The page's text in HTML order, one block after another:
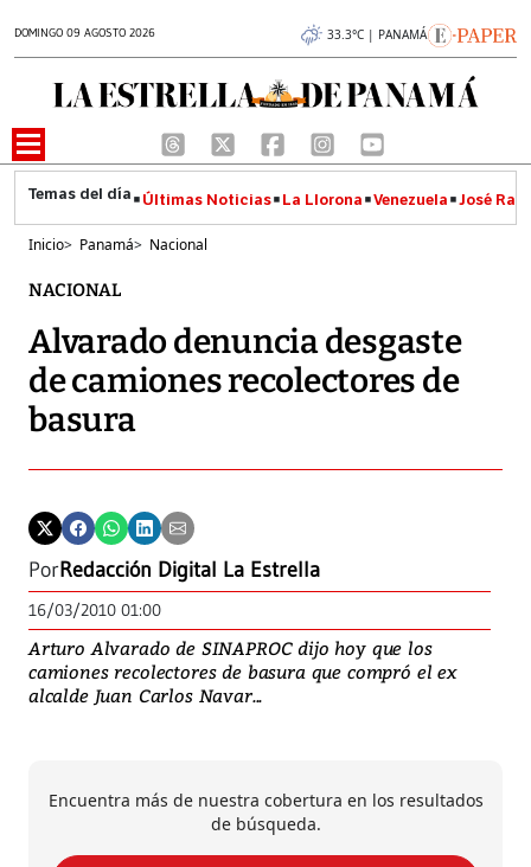
DOMINGO 09 AGOSTO 2026 33.3°C | PANAMÁ
Últimas Noticias La Llorona Venezuela José
Inicio> Panamá> Nacional
NACIONAL
Alvarado denuncia desgaste
de camiones recolectores de
basura
PorRedacción Digital La Estrella
16/03/2010 01:00
Arturo Alvarado de SINAPROC dijo hoy que los
camiones recolectores de basura que compró el ex
alcalde Juan Carlos Navar...
Encuentra más de nuestra cobertura en los resultados
de búsqueda.